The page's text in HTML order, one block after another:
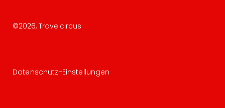
©2026, Travelcircus
Datenschutz-Einstellungen